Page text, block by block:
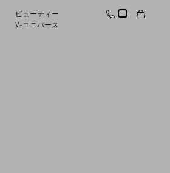
ビューティー
V-ユニバース
ライプシルク ネクタイ